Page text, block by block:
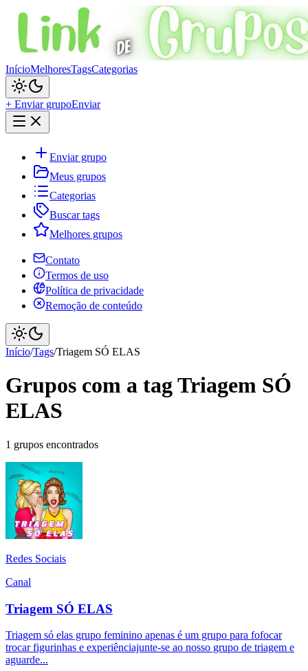
InícioMelhoresTagsCategorias
+ Enviar grupoEnviar
Enviar grupo
Meus grupos
Categorias
Buscar tags
Melhores grupos
Contato
Termos de uso
Política de privacidade
Remoção de conteúdo
Início/Tags/Triagem SÓ ELAS
Grupos com a tag Triagem SÓ
ELAS
1 grupos encontrados
Redes Sociais
Canal
Triagem SÓ ELAS
Triagem só elas grupo feminino apenas é um grupo para fofocar
trocar figurinhas e experiênciajunte-se ao nosso grupo de triagem e
aguarde...